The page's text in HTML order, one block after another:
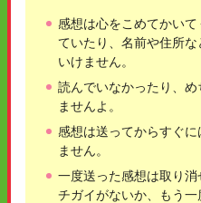
感想は心をこめてかい
ていたり、名前や住所
いけません。
読んでいなかったり、
ませんよ。
感想は送ってからすぐ
ません。
一度送った感想は取り
チガイがないか、もう一